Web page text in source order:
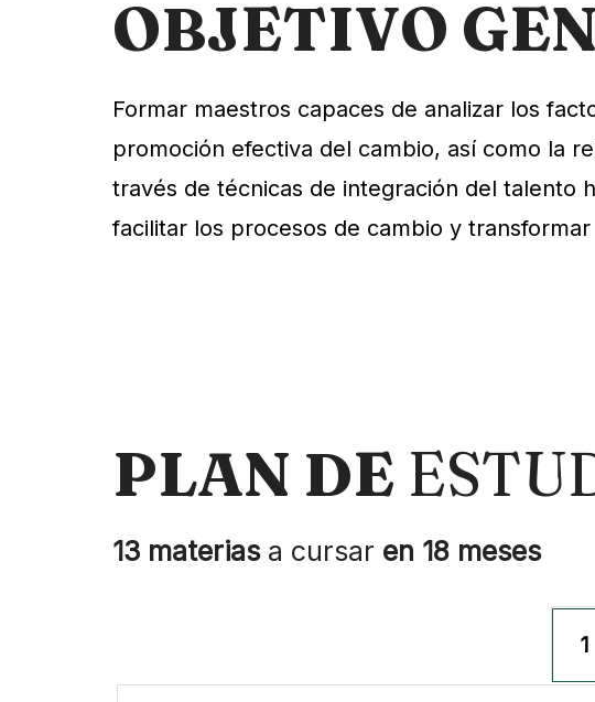
OBJETIVO
Formar maestros capaces de analizar los
promoción efectiva del cambio, así como la
través de técnicas de integración del talento
facilitar los procesos de cambio y
PLAN DE
13 materiasa cursar en 18 meses
1